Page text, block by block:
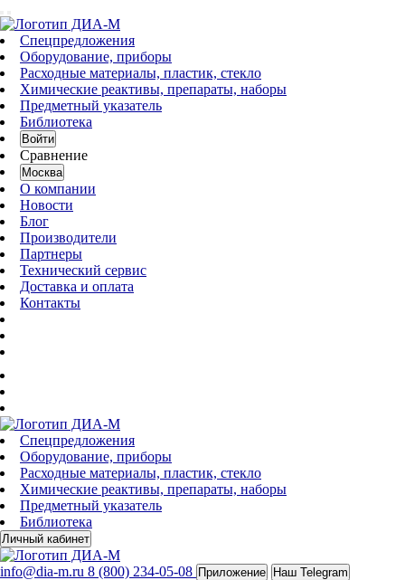
Спецпредложения
Оборудование, приборы
Расходные материалы, пластик, стекло
Химические реактивы, препараты, наборы
Предметный указатель
Библиотека
Войти
Сравнение
Москва
О компании
Новости
Блог
Производители
Партнеры
Технический сервис
Доставка и оплата
Контакты
Спецпредложения
Оборудование, приборы
Расходные материалы, пластик, стекло
Химические реактивы, препараты, наборы
Предметный указатель
Библиотека
Личный кабинет
info@dia-m.ru 8 (800) 234-05-08 Приложение Наш Telegram